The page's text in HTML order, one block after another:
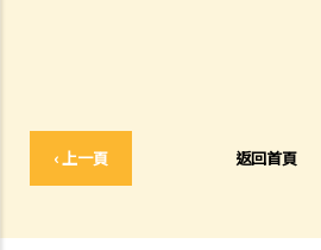
‹ 上一頁 返回首頁
理干擾（Ridge Ltd 訴 Golden Castle Ltd）
力（紀秋月 訴 蔡家榮）